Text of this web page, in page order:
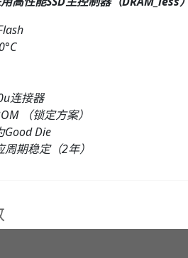
u连接器
（锁定方案）
Good Die
期稳定（2年）